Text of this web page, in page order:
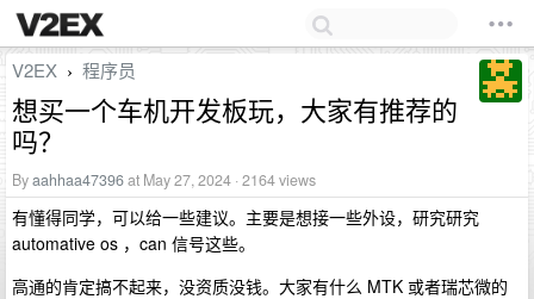
V2EX › 程序员
想买一个车机开发板玩，大家有推荐的
吗？
Byaahhaa47396at May 27, 2024 · 2164 views
有懂得同学，可以给一些建议。主要是想接一些外设，研究研究
automative os ，can 信号这些。
高通的肯定搞不起来，没资质没钱。大家有什么 MTK 或者瑞芯微的